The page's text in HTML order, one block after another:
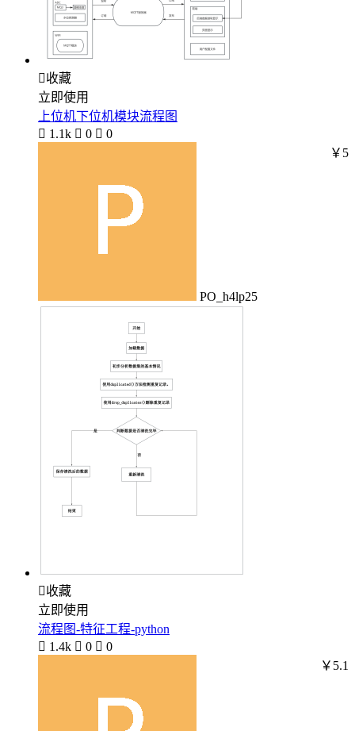
收藏
立即使用
上位机下位机模块流程图
 1.1k  0  0
PO_h4lp25
￥5
收藏
立即使用
流程图-特征工程-python
 1.4k  0  0
￥5.1